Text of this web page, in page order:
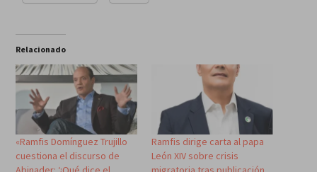
Relacionado
«Ramfis Domínguez Trujillo
cuestiona el discurso de
Ramfis dirige carta al papa
León XIV sobre crisis